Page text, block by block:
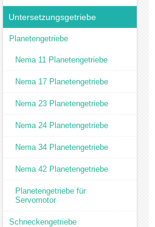
Untersetzungsgetriebe
Planetengetriebe
Nema 11 Planetengetriebe
Nema 17 Planetengetriebe
Nema 23 Planetengetriebe
Nema 24 Planetengetriebe
Nema 34 Planetengetriebe
Nema 42 Planetengetriebe
Planetengetriebe für
Servomotor
Schneckengetriebe